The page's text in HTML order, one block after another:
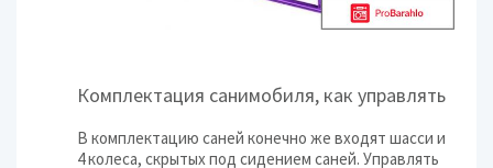
Комплектация санимобиля, как управлять
В комплектацию саней конечно же входят шасси и
4 колеса, скрытых под сидением саней. Управлять